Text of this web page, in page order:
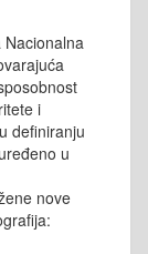
i
definiranju
u
nove